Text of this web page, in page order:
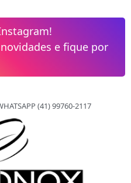
e fique por
(41) 99760-2117